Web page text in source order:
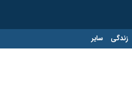
زندگی سایر